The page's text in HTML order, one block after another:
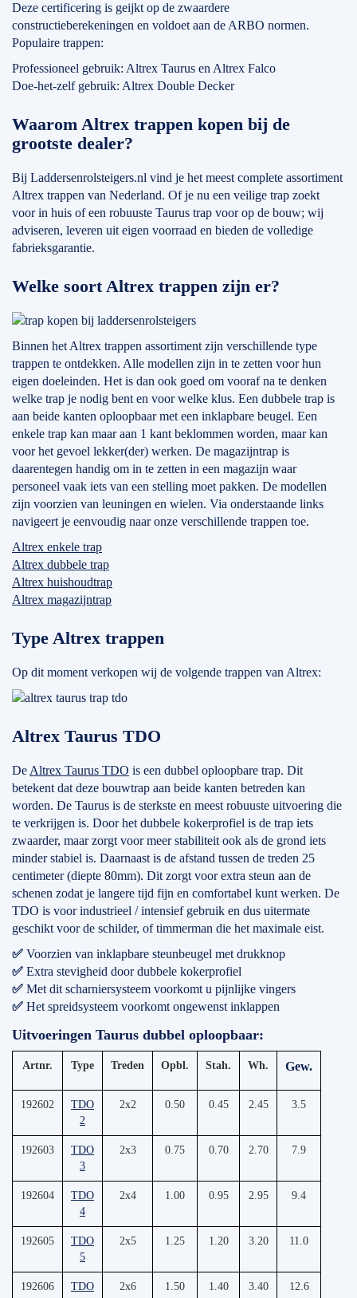
Deze certificering is geijkt op de zwaardere
constructieberekeningen en voldoet aan de ARBO normen.
Populaire trappen:
Professioneel gebruik: Altrex Taurus en Altrex Falco
Doe-het-zelf gebruik: Altrex Double Decker
Waarom Altrex trappen kopen bij de
grootste dealer?
Bij Laddersenrolsteigers.nl vind je het meest complete assortiment
Altrex trappen van Nederland. Of je nu een veilige trap zoekt
voor in huis of een robuuste Taurus trap voor op de bouw; wij
adviseren, leveren uit eigen voorraad en bieden de volledige
fabrieksgarantie.
Welke soort Altrex trappen zijn er?
Binnen het Altrex trappen assortiment zijn verschillende type
trappen te ontdekken. Alle modellen zijn in te zetten voor hun
eigen doeleinden. Het is dan ook goed om vooraf na te denken
welke trap je nodig bent en voor welke klus. Een dubbele trap is
aan beide kanten oploopbaar met een inklapbare beugel. Een
enkele trap kan maar aan 1 kant beklommen worden, maar kan
voor het gevoel lekker(der) werken. De magazijntrap is
daarentegen handig om in te zetten in een magazijn waar
personeel vaak iets van een stelling moet pakken. De modellen
zijn voorzien van leuningen en wielen. Via onderstaande links
navigeert je eenvoudig naar onze verschillende trappen toe.
Altrex enkele trap
Altrex dubbele trap
Altrex huishoudtrap
Altrex magazijntrap
Type Altrex trappen
Op dit moment verkopen wij de volgende trappen van Altrex:
Altrex Taurus TDO
De Altrex Taurus TDO is een dubbel oploopbare trap. Dit
betekent dat deze bouwtrap aan beide kanten betreden kan
worden. De Taurus is de sterkste en meest robuuste uitvoering die
te verkrijgen is. Door het dubbele kokerprofiel is de trap iets
zwaarder, maar zorgt voor meer stabiliteit ook als de grond iets
minder stabiel is. Daarnaast is de afstand tussen de treden 25
centimeter (diepte 80mm). Dit zorgt voor extra steun aan de
schenen zodat je langere tijd fijn en comfortabel kunt werken. De
TDO is voor industrieel / intensief gebruik en dus uitermate
geschikt voor de schilder, of timmerman die het maximale eist.
✅ Voorzien van inklapbare steunbeugel met drukknop
✅ Extra stevigheid door dubbele kokerprofiel
✅ Met dit scharniersysteem voorkomt u pijnlijke vingers
✅ Het spreidsysteem voorkomt ongewenst inklappen
Uitvoeringen Taurus dubbel oploopbaar:
Artnr. Type Treden Opbl. Stah. Wh. Gew.
192602
TDO
2
2x2 0.50 0.45 2.45 3.5
192603
TDO
3
2x3 0.75 0.70 2.70 7.9
192604
TDO
4
2x4 1.00 0.95 2.95 9.4
192605
TDO
5
2x5 1.25 1.20 3.20 11.0
192606
TDO
2x6 1.50 1.40 3.40 12.6